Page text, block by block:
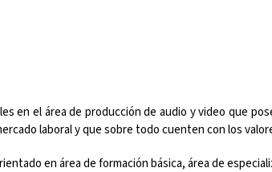
en el área de producción de audio y video que
laboral y que sobre todo cuenten con los
en área de formación básica, área de